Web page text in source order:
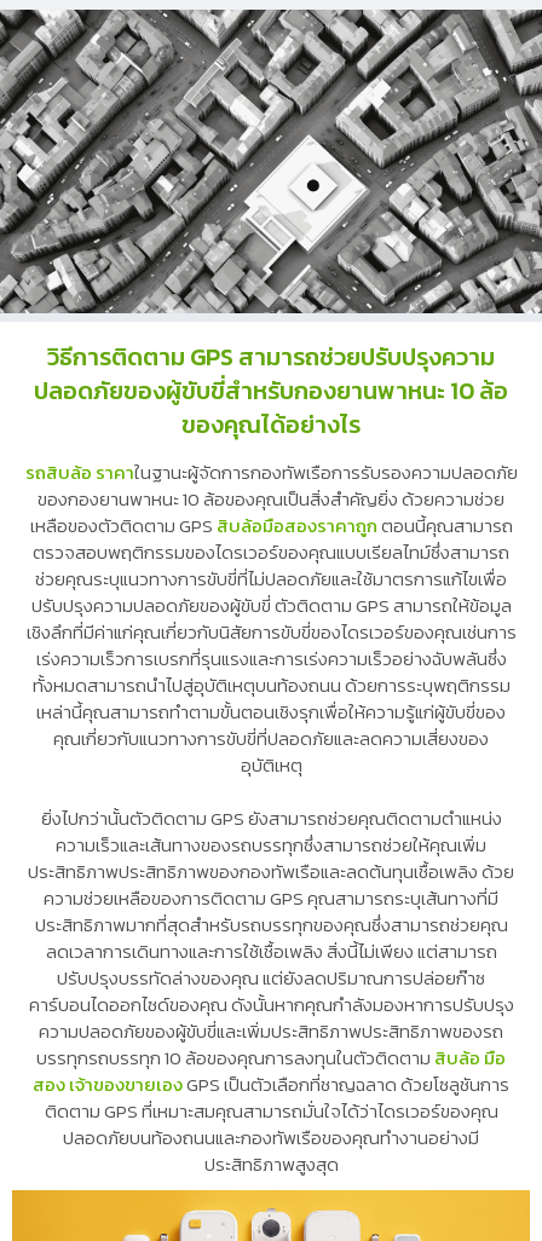
วิธีการติดตาม GPS สามารถช่วยปรับปรุงความ
ปลอดภัยของผู้ขับขี่สำหรับกองยานพาหนะ 10 ล้อ
ของคุณได้อย่างไร
รถสิบล้อ ราคาในฐานะผู้จัดการกองทัพเรือการรับรองความปลอดภัย
ของกองยานพาหนะ 10 ล้อของคุณเป็นสิ่งสำคัญยิ่ง ด้วยความช่วย
เหลือของตัวติดตาม GPS สิบล้อมือสองราคาถูกตอนนี้คุณสามารถ
ตรวจสอบพฤติกรรมของไดรเวอร์ของคุณแบบเรียลไทม์ซึ่งสามารถ
ช่วยคุณระบุแนวทางการขับขี่ที่ไม่ปลอดภัยและใช้มาตรการแก้ไขเพื่อ
ปรับปรุงความปลอดภัยของผู้ขับขี่ ตัวติดตาม GPS สามารถให้ข้อมูล
เชิงลึกที่มีค่าแก่คุณเกี่ยวกับนิสัยการขับขี่ของไดรเวอร์ของคุณเช่นการ
เร่งความเร็วการเบรกที่รุนแรงและการเร่งความเร็วอย่างฉับพลันซึ่ง
ทั้งหมดสามารถนำไปสู่อุบัติเหตุบนท้องถนน ด้วยการระบุพฤติกรรม
เหล่านี้คุณสามารถทำตามขั้นตอนเชิงรุกเพื่อให้ความรู้แก่ผู้ขับขี่ของ
คุณเกี่ยวกับแนวทางการขับขี่ที่ปลอดภัยและลดความเสี่ยงของ
อุบัติเหตุ
ยิ่งไปกว่านั้นตัวติดตาม GPS ยังสามารถช่วยคุณติดตามตำแหน่ง
ความเร็วและเส้นทางของรถบรรทุกซึ่งสามารถช่วยให้คุณเพิ่ม
ประสิทธิภาพประสิทธิภาพของกองทัพเรือและลดต้นทุนเชื้อเพลิง ด้วย
ความช่วยเหลือของการติดตาม GPS คุณสามารถระบุเส้นทางที่มี
ประสิทธิภาพมากที่สุดสำหรับรถบรรทุกของคุณซึ่งสามารถช่วยคุณ
ลดเวลาการเดินทางและการใช้เชื้อเพลิง สิ่งนี้ไม่เพียง แต่สามารถ
ปรับปรุงบรรทัดล่างของคุณ แต่ยังลดปริมาณการปล่อยก๊าซ
คาร์บอนไดออกไซด์ของคุณ ดังนั้นหากคุณกำลังมองหาการปรับปรุง
ความปลอดภัยของผู้ขับขี่และเพิ่มประสิทธิภาพประสิทธิภาพของรถ
บรรทุกรถบรรทุก 10 ล้อของคุณการลงทุนในตัวติดตาม สิบล้อ มือ
สอง เจ้าของขายเองGPS เป็นตัวเลือกที่ชาญฉลาด ด้วยโซลูชันการ
ติดตาม GPS ที่เหมาะสมคุณสามารถมั่นใจได้ว่าไดรเวอร์ของคุณ
ปลอดภัยบนท้องถนนและกองทัพเรือของคุณทำงานอย่างมี
ประสิทธิภาพสูงสุด